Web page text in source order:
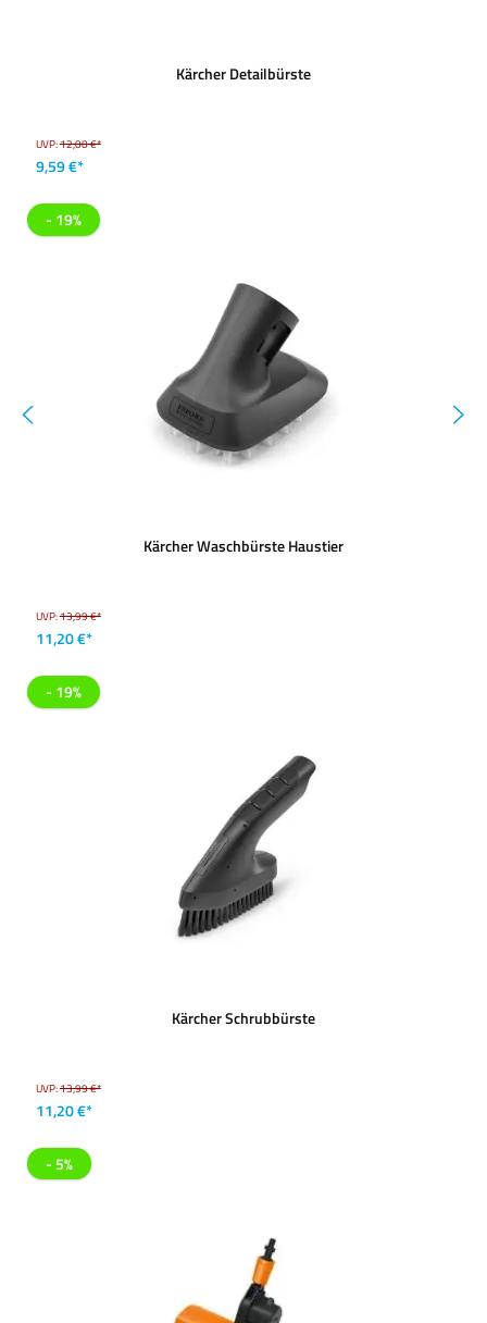
Kärcher Detailbürste
UVP:12,00 €*
9,59 €*
- 19%
Kärcher Waschbürste Haustier
UVP:13,99 €*
11,20 €*
- 19%
Kärcher Schrubbürste
UVP:13,99 €*
11,20 €*
- 5%